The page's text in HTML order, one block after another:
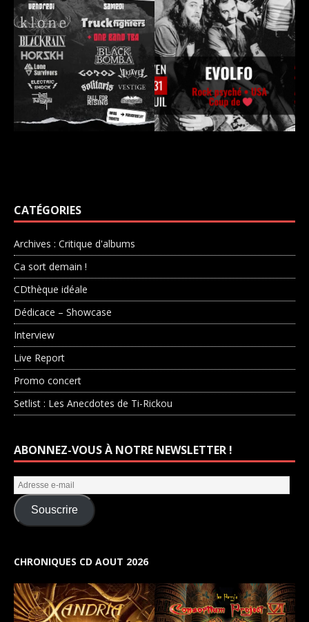
CATÉGORIES
Archives : Critique d'albums
Ca sort demain !
CDthèque idéale
Dédicace – Showcase
Interview
Live Report
Promo concert
Setlist : Les Anecdotes de Ti-Rickou
ABONNEZ-VOUS À NOTRE NEWSLETTER !
Souscrire
CHRONIQUES CD AOUT 2026